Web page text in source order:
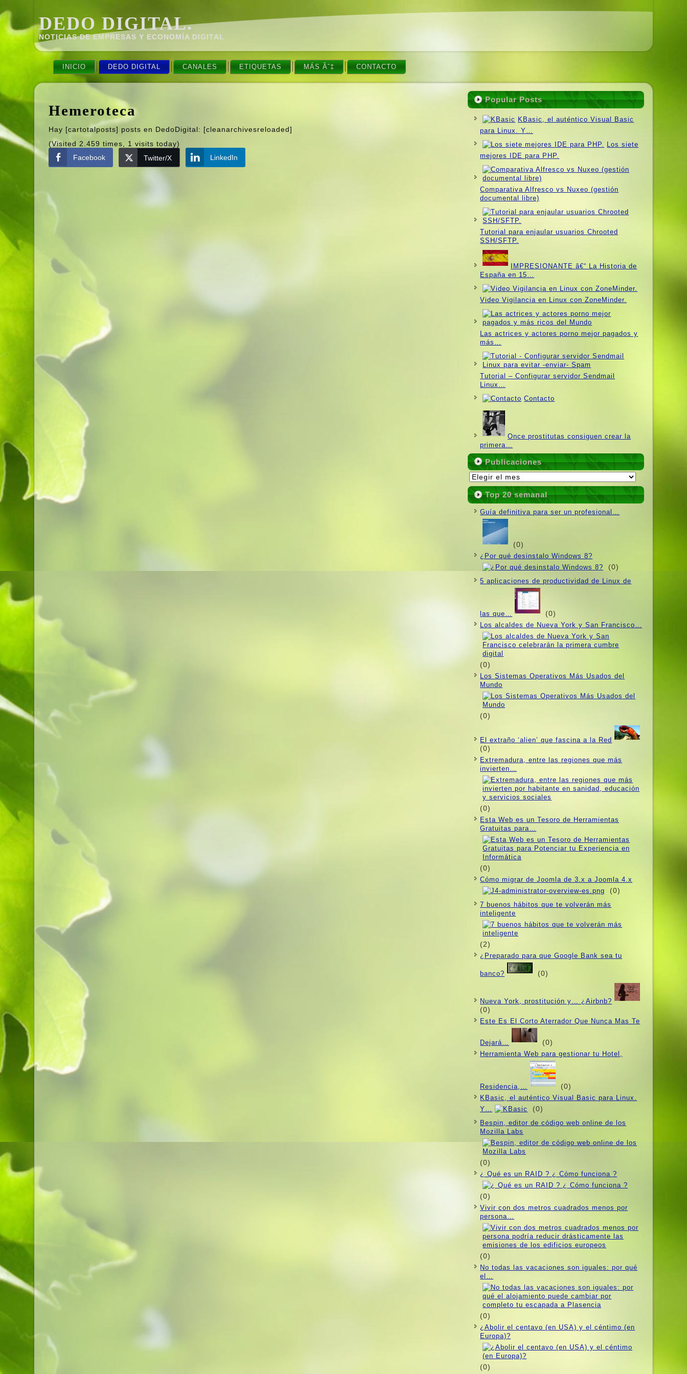
DEDO DIGITAL.
NOTICIAS DE EMPRESAS Y ECONOMÍ­A DIGITAL
INICIO DEDO DIGITAL CANALES ETIQUETAS MÁS Âˆ‡ CONTACTO
Hemeroteca
Hay [cartotalposts] posts en DedoDigital: [cleanarchivesreloaded]
(Visited 2.459 times, 1 visits today)
Facebook
Twitter/X LinkedIn
Popular Posts
KBasic, el auténtico Visual Basic
para Linux. Y…
Los siete
mejores IDE para PHP.
Comparativa Alfresco vs Nuxeo (gestión
documental libre)
Tutorial para enjaular usuarios Chrooted
SSH/SFTP.
IMPRESIONANTE â€“ La Historia de
España en 15…
Video Vigilancia en Linux con ZoneMinder.
Las actrices y actores porno mejor pagados y
más…
Tutorial – Configurar servidor Sendmail
Linux…
Contacto
Once prostitutas consiguen crear la
primera…
Publicaciones
Publicaciones
Top 20 semanal
Guí­a definitiva para ser un profesional…
(0)
¿Por qué desinstalo Windows 8?
(0)
5 aplicaciones de productividad de Linux de
las que… (0)
Los alcaldes de Nueva York y San Francisco…
(0)
Los Sistemas Operativos Más Usados ​​del
Mundo
(0)
El extraño ‘alien’ que fascina a la Red
(0)
Extremadura, entre las regiones que más
invierten…
(0)
Esta Web es un Tesoro de Herramientas
Gratuitas para…
(0)
Cómo migrar de Joomla de 3.x a Joomla 4.x
(0)
7 buenos hábitos que te volverán más
inteligente
(2)
¿Preparado para que Google Bank sea tu
banco? (0)
Nueva York, prostitución y… ¿Airbnb?
(0)
Este Es El Corto Aterrador Que Nunca Mas Te
Dejará… (0)
Herramienta Web para gestionar tu Hotel,
Residencia,… (0)
KBasic, el auténtico Visual Basic para Linux.
Y…
(0)
Bespin, editor de código web online de los
Mozilla Labs
(0)
¿ Qué es un RAID ? ¿ Cómo funciona ?
(0)
Vivir con dos metros cuadrados menos por
persona…
(0)
No todas las vacaciones son iguales: por qué
el…
(0)
¿Abolir el centavo (en USA) y el céntimo (en
Europa)?
(0)